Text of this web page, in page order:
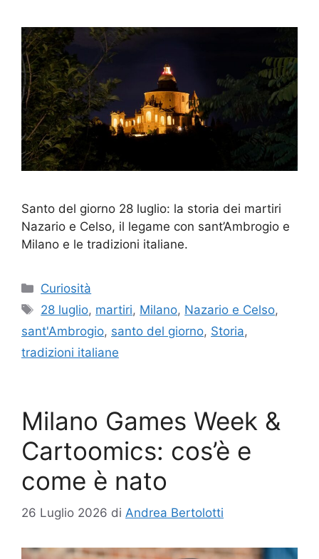
Santo del giorno 28 luglio: la storia dei martiri
Nazario e Celso, il legame con sant’Ambrogio e
Milano e le tradizioni italiane.
Categorie
Curiosità
Tag
28 luglio, martiri, Milano, Nazario e Celso,
sant'Ambrogio, santo del giorno, Storia,
tradizioni italiane
Milano Games Week &
Cartoomics: cos’è e
come è nato
26 Luglio 2026 di Andrea Bertolotti